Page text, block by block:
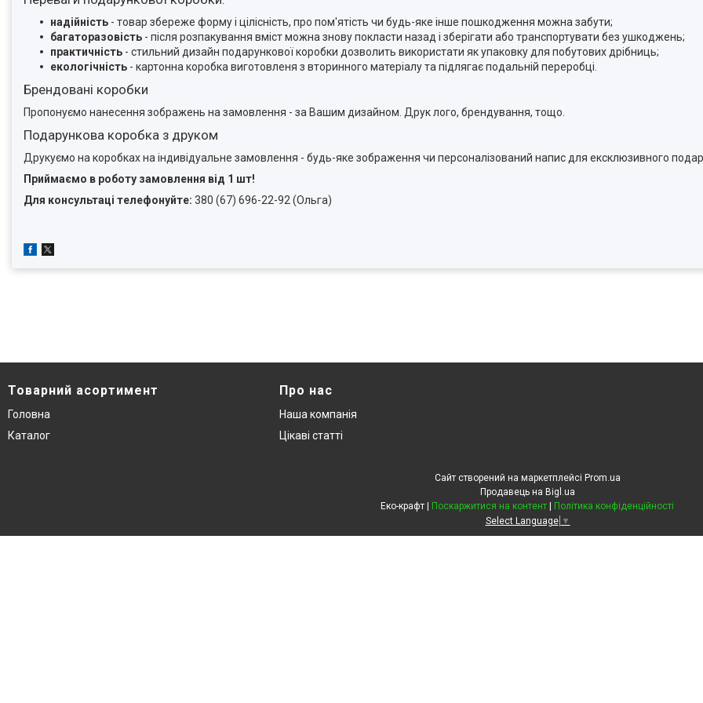
надійність - товар збереже форму і цілісність, про пом'ятість чи будь-яке інше пошкодження можна забути;
багаторазовість - після розпакування вміст можна знову покласти назад і зберігати або транспортувати без ушкоджень;
практичність - стильний дизайн подарункової коробки дозволить використати як упаковку для побутових дрібниць;
екологічність - картонна коробка виготовленя з вторинного матеріалу та підлягає подальній переробці.
Брендовані коробки
Пропонуємо нанесення зображень на замовлення - за Вашим дизайном. Друк лого, брендування, тощо.
Подарункова коробка з друком
Друкуємо на коробках на індивідуальне замовлення - будь-яке зображення чи персоналізований напис для ексклюзивного
Приймаємо в роботу замовлення від 1 шт!
Для консультаці телефонуйте: 380 (67) 696-22-92 (Ольга)
Товарний асортимент
Головна
Каталог
Про нас
Наша компанія
Цікаві статті
Сайт створений на маркетплейсі Prom.ua
Продавець на Bigl.ua
Еко-крафт | Поскаржитися на контент | Політика конфіденційності
Select Language ▼